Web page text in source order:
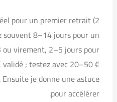
2) Quel délai réel pour un premier retrait ?
souvent 8–14 jours pour un
virement, 2–5 jours pour
; testez avec 20–50 €
je donne une astuce
pour accélérer.